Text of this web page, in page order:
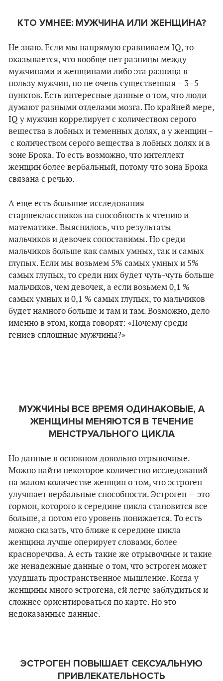
КТО УМНЕЕ: МУЖЧИНА ИЛИ ЖЕНЩИНА?
Не знаю. Если мы напрямую сравниваем IQ, то
оказывается, что вообще нет разницы между
мужчинами и женщинами либо эта разница в
пользу мужчин, но не очень существенная – 3–5
пунктов. Есть интересные данные о том, что люди
думают разными отделами мозга. По крайней мере,
IQ у мужчин коррелирует с количеством серого
вещества в лобных и теменных долях, а у женщин –
с количеством серого вещества в лобных долях и в
зоне Брока. То есть возможно, что интеллект
женщин более вербальный, потому что зона Брока
связана с речью.
А еще есть большие исследования
старшеклассников на способность к чтению и
математике. Выяснилось, что результаты
мальчиков и девочек сопоставимы. Но среди
мальчиков больше как самых умных, так и самых
глупых. Если мы возьмем 5% самых умных и 5%
самых глупых, то среди них будет чуть-чуть больше
мальчиков, чем девочек, а если возьмем 0,1 %
самых умных и 0,1 % самых глупых, то мальчиков
будет намного больше и там и там. Возможно, дело
именно в этом, когда говорят: «Почему среди
гениев сплошные мужчины?»
МУЖЧИНЫ ВСЕ ВРЕМЯ ОДИНАКОВЫЕ, А
ЖЕНЩИНЫ МЕНЯЮТСЯ В ТЕЧЕНИЕ
МЕНСТРУАЛЬНОГО ЦИКЛА
Но данные в основном довольно отрывочные.
Можно найти некоторое количество исследований
на малом количестве женщин о том, что эстроген
улучшает вербальные способности. Эстроген — это
гормон, которого к середине цикла становится все
больше, а потом его уровень понижается. То есть
можно сказать, что ближе к середине цикла
женщина лучше оперирует словами, более
красноречива. А есть такие же отрывочные и такие
же ненадежные данные о том, что эстроген может
ухудшать пространственное мышление. Когда у
женщины много эстрогена, ей легче заблудиться и
сложнее ориентироваться по карте. Но это
недоказанные данные.
ЭСТРОГЕН ПОВЫШАЕТ СЕКСУАЛЬНУЮ
ПРИВЛЕКАТЕЛЬНОСТЬ